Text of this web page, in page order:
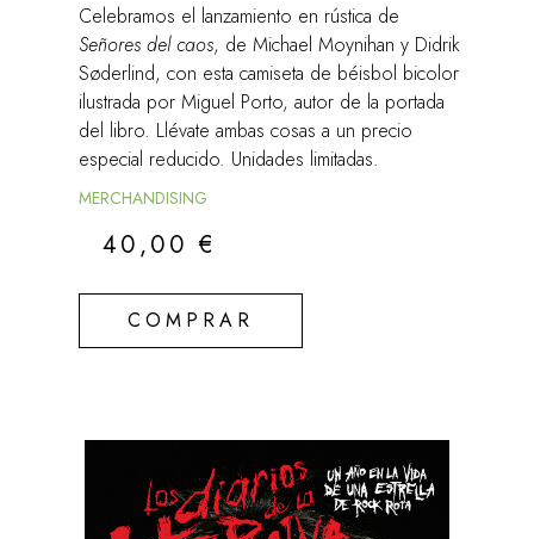
Celebramos el lanzamiento en rústica de
Señores del caos, de Michael Moynihan y Didrik
Søderlind, con esta camiseta de béisbol bicolor
ilustrada por Miguel Porto, autor de la portada
del libro. Llévate ambas cosas a un precio
especial reducido. Unidades limitadas.
MERCHANDISING
40,00€
COMPRAR